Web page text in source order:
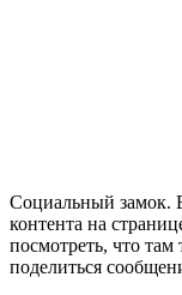
Социальный замок.
контента на
посмотреть, что там
поделиться